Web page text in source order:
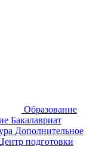
Образование
Бакалавриат
Дополнительное
подготовки